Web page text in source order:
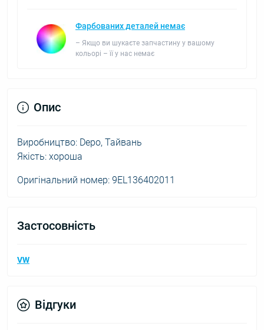
Фарбованих деталей немає
– Якщо ви шукаєте запчастину у вашому
кольорі – її у нас немає
Опис
Виробництво: Depo, Тайвань
Якість: хороша
Оригінальний номер: 9EL136402011
Застосовність
VW
Відгуки